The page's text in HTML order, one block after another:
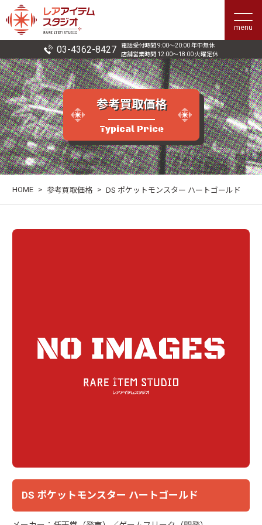
menu
03-4362-8427
電話受付時間 9:00〜20:00 年中無休
店舗営業時間 12:00〜18:00 火曜定休
参考買取価格
Typical Price
HOME > 参考買取価格 > DS ポケットモンスター ハートゴールド
DS ポケットモンスター ハートゴールド